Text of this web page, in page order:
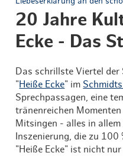
20 Jahre
Ecke - Das
Das schrillste Viertel der
"Heiße Ecke" im
Sprechpassagen, eine
tränenreichen
Mitsingen - alles in allem
Inszenierung, die zu 100
"Heiße Ecke" ist nicht nur